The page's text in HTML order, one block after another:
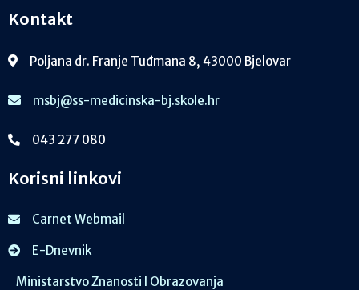
Kontakt
Poljana dr. Franje Tuđmana 8, 43000 Bjelovar
msbj@ss-medicinska-bj.skole.hr
043 277 080
Korisni linkovi
Carnet Webmail
E-Dnevnik
Ministarstvo Znanosti I Obrazovanja